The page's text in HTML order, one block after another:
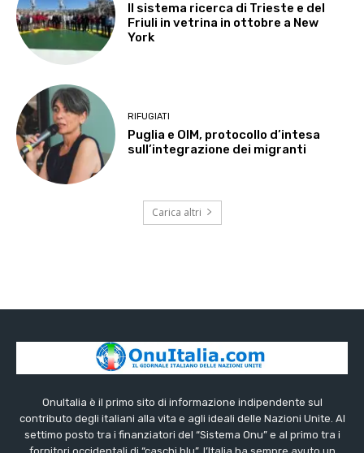
Il sistema ricerca di Trieste e del
Friuli in vetrina in ottobre a New
York
RIFUGIATI
Puglia e OIM, protocollo d’intesa
sull’integrazione dei migranti
Carica altri
OnuItalia è il primo sito di informazione indipendente sul
contributo degli italiani alla vita e agli ideali delle Nazioni Unite. Al
settimo posto tra i finanziatori del “Sistema Onu” e al primo tra i